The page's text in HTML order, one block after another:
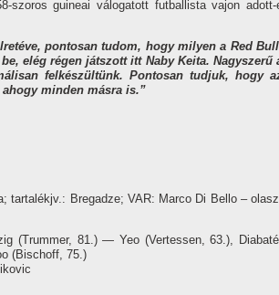
guineai válogatott futballista vajon adott-
pontosan tudom, hogy milyen a Red
elég régen játszott itt Naby Keita. Nagyszerű
felkészültünk. Pontosan tudjuk, hogy
minden másra is.”
tartalékjv.: Bregadze; VAR: Marco Di Bello –
(Trummer, 81.) — Yeo (Vertessen, 63.),
(Bischoff, 75.)